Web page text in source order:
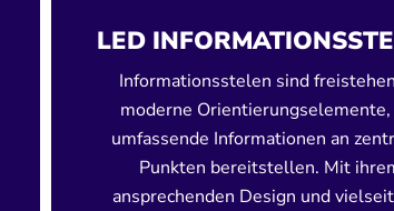
LED
Informationsstelen sind
moderne Orientierungselemente,
umfassende Informationen an
Punkten bereitstellen. Mit
ansprechenden Design und